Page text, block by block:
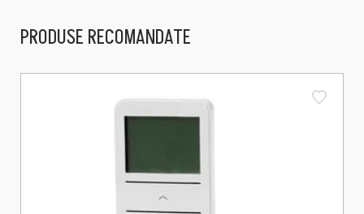
PRODUSE RECOMANDATE